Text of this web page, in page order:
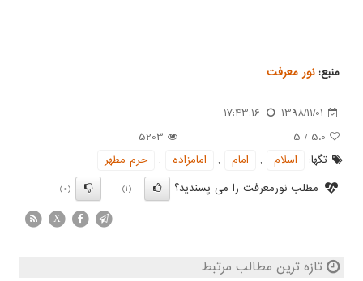
منبع:نور معرفت
1398/11/01
17:43:16
5.0
/
5
5203
تگها:
اسلام , امام , امامزاده ,
حرم مطهر
مطلب نورمعرفت را می پسندید؟
(1)
(0)
X
تازه ترین مطالب مرتبط